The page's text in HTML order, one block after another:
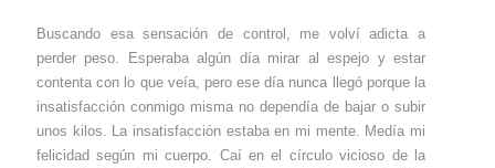
Buscando esa sensación de control, me volví adicta a
perder peso. Esperaba algún día mirar al espejo y estar
contenta con lo que veía, pero ese día nunca llegó porque la
insatisfacción conmigo misma no dependía de bajar o subir
unos kilos. La insatisfacción estaba en mi mente. Medía mi
felicidad según mi cuerpo. Caí en el círculo vicioso de la